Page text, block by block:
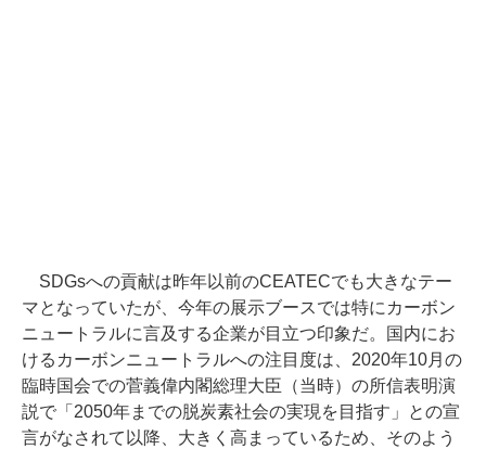
SDGsへの貢献は昨年以前のCEATECでも大きなテー
マとなっていたが、今年の展示ブースでは特にカーボン
ニュートラルに言及する企業が目立つ印象だ。国内にお
けるカーボンニュートラルへの注目度は、2020年10月の
臨時国会での菅義偉内閣総理大臣（当時）の所信表明演
説で「2050年までの脱炭素社会の実現を目指す」との宣
言がなされて以降、大きく高まっているため、そのよう